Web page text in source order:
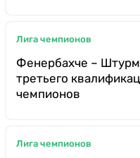
Лига чемпионов
Фенербахче –
третьего
чемпионов
Лига чемпионов